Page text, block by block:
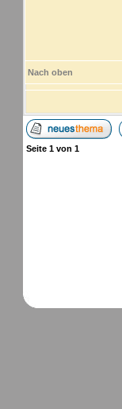
Nach oben
Seite 1 von 1